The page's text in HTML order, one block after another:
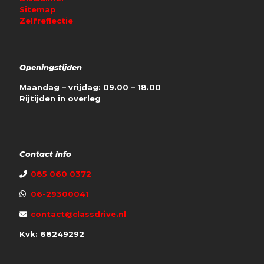
Sitemap
Zelfreflectie
Openingstijden
Maandag – vrijdag: 09.00 – 18.00
Rijtijden in overleg
Contact info
085 060 0372
06-29300041
contact@classdrive.nl
Kvk: 68249292